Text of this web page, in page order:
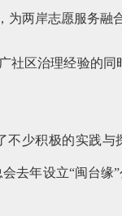
两岸志愿服务融
区治理经验的
少积极的实践
去年设立“闽台